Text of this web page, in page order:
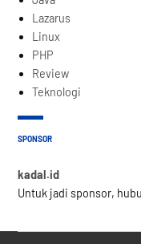
Lazarus
Linux
PHP
Review
Teknologi
SPONSOR
kadal.id
Untuk jadi sponsor,